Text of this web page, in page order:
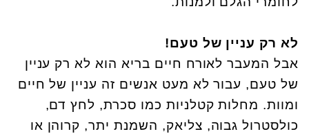
לא רק עניין של טעם!
אבל המעבר לאורח חיים בריא הוא לא רק עניין
של טעם, עבור לא מעט אנשים זה עניין של חיים
ומוות. מחלות קטלניות כמו סכרת, לחץ דם,
כולסטרול גבוה, צליאק, השמנת יתר, קרוהן או